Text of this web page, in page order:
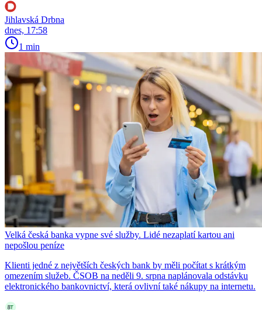
Jihlavská Drbna
dnes, 17:58
1 min
Velká česká banka vypne své služby. Lidé nezaplatí kartou ani
nepošlou peníze
Klienti jedné z největších českých bank by měli počítat s krátkým
omezením služeb. ČSOB na neděli 9. srpna naplánovala odstávku
elektronického bankovnictví, která ovlivní také nákupy na internetu.